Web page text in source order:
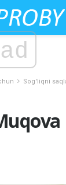
ad
Sog'liqni